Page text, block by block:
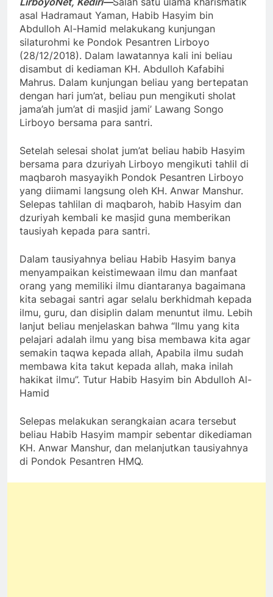
asal Hadramaut Yaman, Habib Hasyim bin
Abdulloh Al-Hamid melakukang kunjungan
silaturohmi ke Pondok Pesantren Lirboyo
(28/12/2018). Dalam lawatannya kali ini beliau
disambut di kediaman KH. Abdulloh Kafabihi
Mahrus. Dalam kunjungan beliau yang bertepatan
dengan hari jum’at, beliau pun mengikuti sholat
jama’ah jum’at di masjid jami’ Lawang Songo
Lirboyo bersama para santri.
Setelah selesai sholat jum’at beliau habib Hasyim
bersama para dzuriyah Lirboyo mengikuti tahlil di
maqbaroh masyayikh Pondok Pesantren Lirboyo
yang diimami langsung oleh KH. Anwar Manshur.
Selepas tahlilan di maqbaroh, habib Hasyim dan
dzuriyah kembali ke masjid guna memberikan
tausiyah kepada para santri.
Dalam tausiyahnya beliau Habib Hasyim banya
menyampaikan keistimewaan ilmu dan manfaat
orang yang memiliki ilmu diantaranya bagaimana
kita sebagai santri agar selalu berkhidmah kepada
ilmu, guru, dan disiplin dalam menuntut ilmu. Lebih
lanjut beliau menjelaskan bahwa “Ilmu yang kita
pelajari adalah ilmu yang bisa membawa kita agar
semakin taqwa kepada allah, Apabila ilmu sudah
membawa kita takut kepada allah, maka inilah
hakikat ilmu”. Tutur Habib Hasyim bin Abdulloh Al-
Hamid
Selepas melakukan serangkaian acara tersebut
beliau Habib Hasyim mampir sebentar dikediaman
KH. Anwar Manshur, dan melanjutkan tausiyahnya
di Pondok Pesantren HMQ.